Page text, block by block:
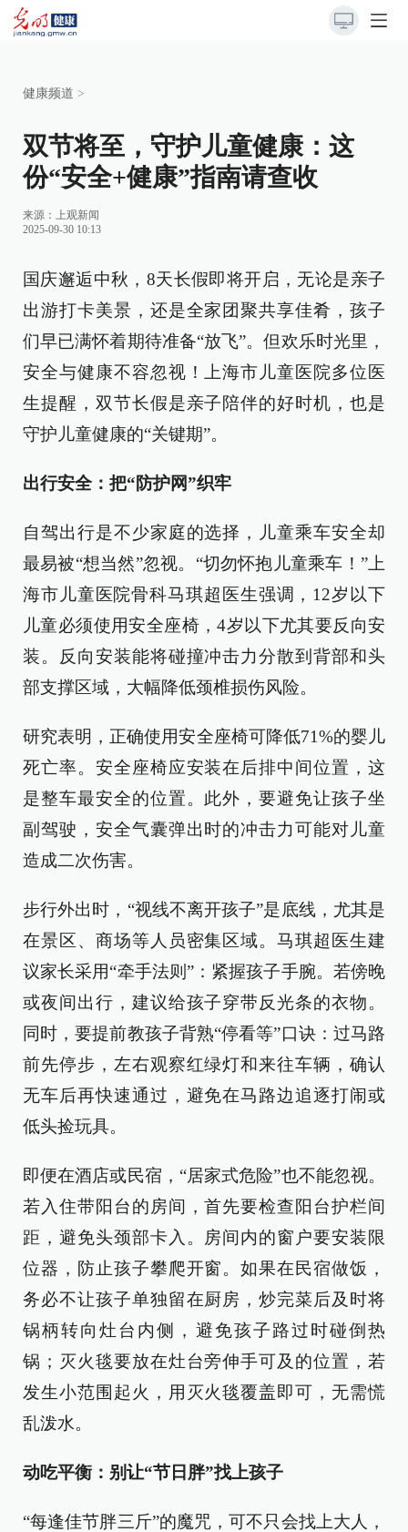
健康频道 >
双节将至，守护儿童健康：这
份“安全+健康”指南请查收
来源： 上观新闻
2025-09-30 10:13
国庆邂逅中秋，8天长假即将开启，无论是亲子
出游打卡美景，还是全家团聚共享佳肴，孩子
们早已满怀着期待准备“放飞”。但欢乐时光里，
安全与健康不容忽视！上海市儿童医院多位医
生提醒，双节长假是亲子陪伴的好时机，也是
守护儿童健康的“关键期”。
出行安全：把“防护网”织牢
自驾出行是不少家庭的选择，儿童乘车安全却
最易被“想当然”忽视。“切勿怀抱儿童乘车！”上
海市儿童医院骨科马琪超医生强调，12岁以下
儿童必须使用安全座椅，4岁以下尤其要反向安
装。反向安装能将碰撞冲击力分散到背部和头
部支撑区域，大幅降低颈椎损伤风险。
研究表明，正确使用安全座椅可降低71%的婴儿
死亡率。安全座椅应安装在后排中间位置，这
是整车最安全的位置。此外，要避免让孩子坐
副驾驶，安全气囊弹出时的冲击力可能对儿童
造成二次伤害。
步行外出时，“视线不离开孩子”是底线，尤其是
在景区、商场等人员密集区域。马琪超医生建
议家长采用“牵手法则”：紧握孩子手腕。若傍晚
或夜间出行，建议给孩子穿带反光条的衣物。
同时，要提前教孩子背熟“停看等”口诀：过马路
前先停步，左右观察红绿灯和来往车辆，确认
无车后再快速通过，避免在马路边追逐打闹或
低头捡玩具。
即便在酒店或民宿，“居家式危险”也不能忽视。
若入住带阳台的房间，首先要检查阳台护栏间
距，避免头颈部卡入。房间内的窗户要安装限
位器，防止孩子攀爬开窗。如果在民宿做饭，
务必不让孩子单独留在厨房，炒完菜后及时将
锅柄转向灶台内侧，避免孩子路过时碰倒热
锅；灭火毯要放在灶台旁伸手可及的位置，若
发生小范围起火，用灭火毯覆盖即可，无需慌
乱泼水。
动吃平衡：别让“节日胖”找上孩子
“每逢佳节胖三斤”的魔咒，可不只会找上大人，